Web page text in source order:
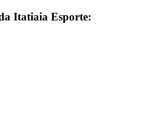
Itatiaia Esporte: